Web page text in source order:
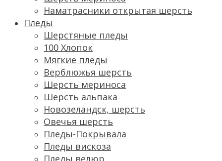
Наматрасники открытая шерсть
Пледы
Шерстяные пледы
100 Хлопок
Мягкие пледы
Верблюжья шерсть
Шерсть мериноса
Шерсть альпака
Новозеландск, шерсть
Овечья шерсть
Пледы-Покрывала
Пледы вискоза
Пледы велюр